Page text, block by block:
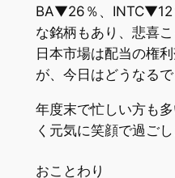
BA▼26％、INTC▼12
な銘柄もあり、悲喜
日本市場は配当の権
が、今日はどうなるで
年度末で忙しい方も
く元気に笑顔で過ごし
おことわり